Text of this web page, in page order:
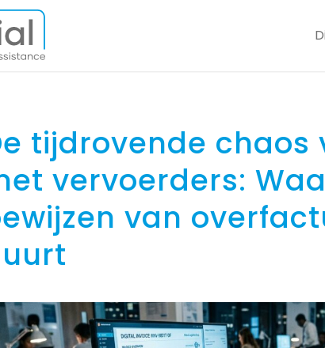
tijdrovende chaos
vervoerders:
van